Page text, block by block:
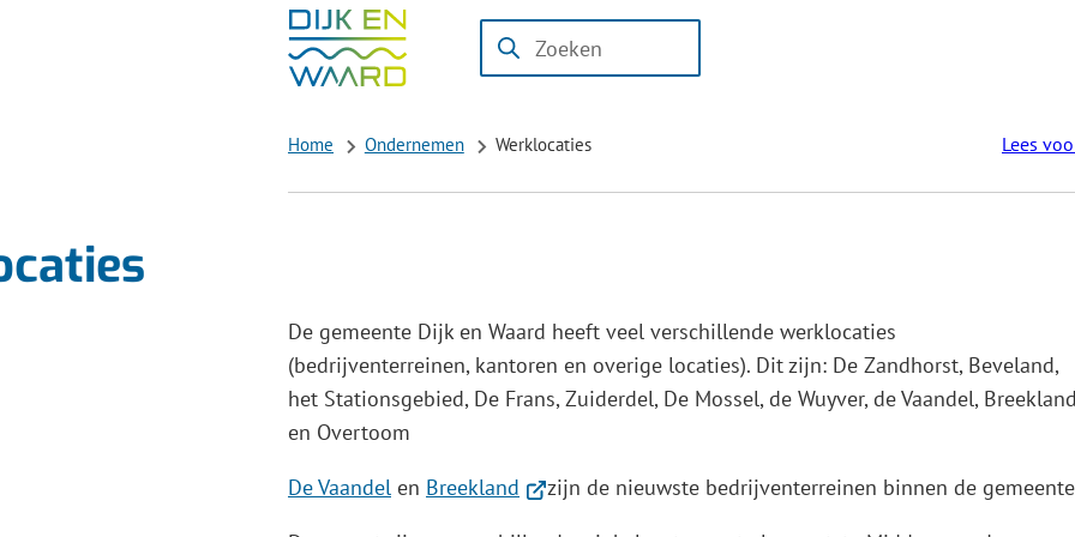
Zoeken
Wanneer
zijn
kun
door
pijl
omhoog
te
Home Ondernemen Werklocaties Lees
De gemeente Dijk en Waard heeft veel verschillende werklocaties
(bedrijventerreinen, kantoren en overige locaties). Dit zijn: De Zandhorst, Beveland,
het Stationsgebied, De Frans, Zuiderdel, De Mossel, de Wuyver, de Vaandel,
en Overtoom
De Vaandel en Breekland (Verwijst
zijn de nieuwste bedrijventerreinen binnen de